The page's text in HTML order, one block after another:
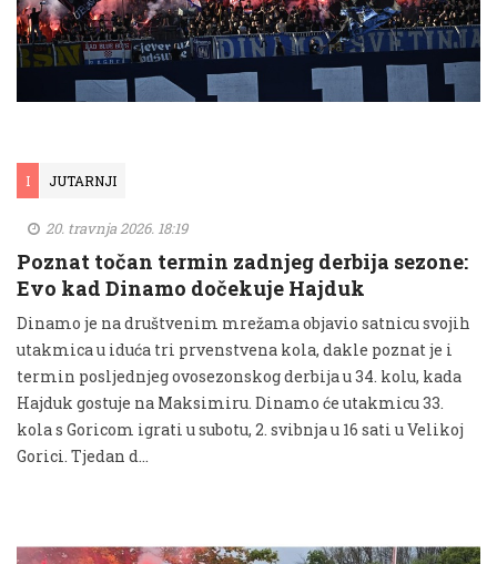
I JUTARNJI
20. travnja 2026. 18:19
Poznat točan termin zadnjeg derbija sezone:
Evo kad Dinamo dočekuje Hajduk
Dinamo je na društvenim mrežama objavio satnicu svojih
utakmica u iduća tri prvenstvena kola, dakle poznat je i
termin posljednjeg ovosezonskog derbija u 34. kolu, kada
Hajduk gostuje na Maksimiru. Dinamo će utakmicu 33.
kola s Goricom igrati u subotu, 2. svibnja u 16 sati u Velikoj
Gorici. Tjedan d...